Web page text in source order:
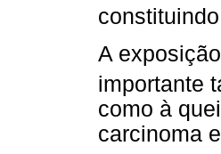
A
importante
como à
carcinoma